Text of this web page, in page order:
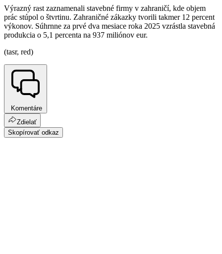
Výrazný rast zaznamenali stavebné firmy v zahraničí, kde objem
prác stúpol o štvrtinu. Zahraničné zákazky tvorili takmer 12 percent
výkonov. Súhrnne za prvé dva mesiace roka 2025 vzrástla stavebná
produkcia o 5,1 percenta na 937 miliónov eur.
(tasr, red)
Komentáre
Zdielať
Skopírovať odkaz